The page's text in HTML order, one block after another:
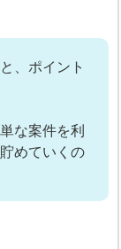
、ポイント
な案件を利
めていくの